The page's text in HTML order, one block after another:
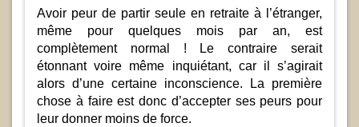
Avoir peur de partir seule en retraite à l’étranger,
même pour quelques mois par an, est
complètement normal ! Le contraire serait
étonnant voire même inquiétant, car il s’agirait
alors d’une certaine inconscience. La première
chose à faire est donc d’accepter ses peurs pour
leur donner moins de force.